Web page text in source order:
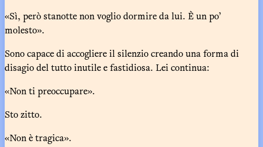
«Sì, però stanotte non voglio dormire da lui. È un po’
molesto».
Sono capace di accogliere il silenzio creando una forma di
disagio del tutto inutile e fastidiosa. Lei continua:
«Non ti preoccupare».
Sto zitto.
«Non è tragica».